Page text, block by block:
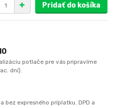
Pridať do košíka
potlače pre vás pripravíme
dní).
bez expresného príplatku. DPD a